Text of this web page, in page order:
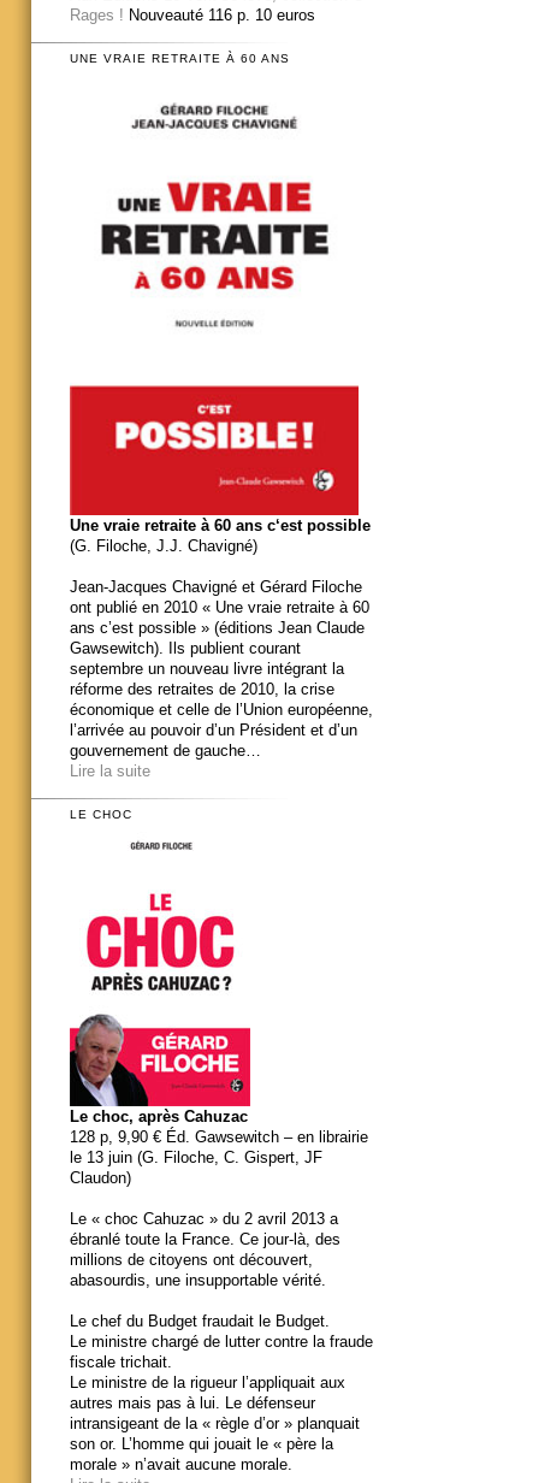
Rages ! Nouveauté 116 p. 10 euros
UNE VRAIE RETRAITE À 60 ANS
Une vraie retraite à 60 ans c‘est possible
(G. Filoche, J.J. Chavigné)
Jean-Jacques Chavigné et Gérard Filoche
ont publié en 2010 « Une vraie retraite à 60
ans c’est possible » (éditions Jean Claude
Gawsewitch). Ils publient courant
septembre un nouveau livre intégrant la
réforme des retraites de 2010, la crise
économique et celle de l’Union européenne,
l’arrivée au pouvoir d’un Président et d’un
gouvernement de gauche…
Lire la suite
LE CHOC
Le choc, après Cahuzac
128 p, 9,90 € Éd. Gawsewitch – en librairie
le 13 juin (G. Filoche, C. Gispert, JF
Claudon)
Le « choc Cahuzac » du 2 avril 2013 a
ébranlé toute la France. Ce jour-là, des
millions de citoyens ont découvert,
abasourdis, une insupportable vérité.
Le chef du Budget fraudait le Budget.
Le ministre chargé de lutter contre la fraude
fiscale trichait.
Le ministre de la rigueur l’appliquait aux
autres mais pas à lui. Le défenseur
intransigeant de la « règle d’or » planquait
son or. L’homme qui jouait le « père la
morale » n’avait aucune morale.